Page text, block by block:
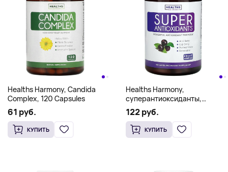
Healths Harmony, Candida
Complex, 120 Capsules
61 руб.
КУПИТЬ
Healths Harmony,
суперантиоксиданты,
фруктовый комплекс, 120
капсул
122 руб.
КУПИТЬ